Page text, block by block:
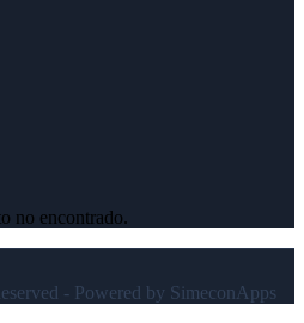
no encontrado.
- Powered by SimeconApps